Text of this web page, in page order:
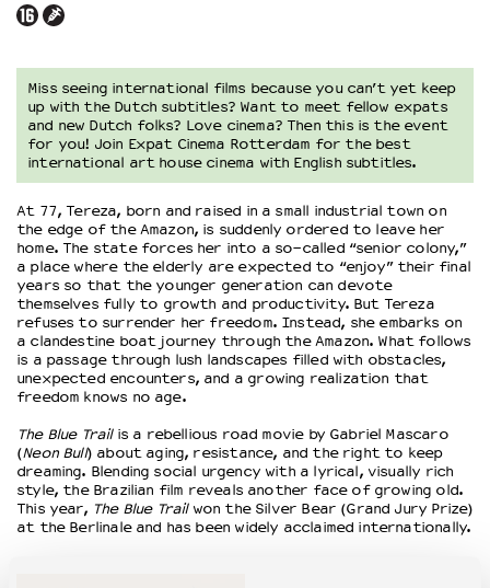
Schoolvoorstellingen
Filmprogramma’s VO/MBO
Speciale educatieprogramma’s
Wat we doen
Werken bij
Wie is wie
Word vriend
Historie
Partners
Huisregels
Privacyverklaring
Duurzaamheid
Culturele boycot Israël
Ruimte voor artistieke vrijheid – VNPF
Miss seeing international films because you can’t yet keep
up with the Dutch subtitles? Want to meet fellow expats
and new Dutch folks? Love cinema? Then this is the event
for you! Join Expat Cinema Rotterdam for the best
international art house cinema with English subtitles.
At 77, Tereza, born and raised in a small industrial town on
the edge of the Amazon, is suddenly ordered to leave her
home. The state forces her into a so-called “senior colony,”
a place where the elderly are expected to “enjoy” their final
years so that the younger generation can devote
themselves fully to growth and productivity. But Tereza
refuses to surrender her freedom. Instead, she embarks on
a clandestine boat journey through the Amazon. What follows
is a passage through lush landscapes filled with obstacles,
unexpected encounters, and a growing realization that
freedom knows no age.
The Blue Trailis a rebellious road movie by Gabriel Mascaro
(Neon Bull) about aging, resistance, and the right to keep
dreaming. Blending social urgency with a lyrical, visually rich
style, the Brazilian film reveals another face of growing old.
This year, The Blue Trailwon the Silver Bear (Grand Jury Prize)
at the Berlinale and has been widely acclaimed internationally.